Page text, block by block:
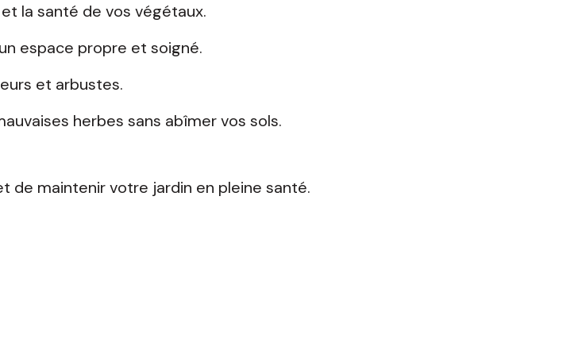
la santé de vos végétaux.
espace propre et soigné.
et arbustes.
herbes sans abîmer vos sols.
de maintenir votre jardin en pleine santé.